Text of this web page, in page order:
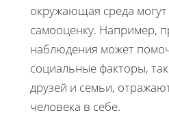
окружающая среда
самооценку. Например,
наблюдения может
социальные факторы,
друзей и семьи,
человека в себе.